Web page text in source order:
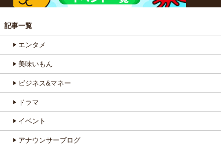
記事一覧
エンタメ
美味いもん
ビジネス&マネー
ドラマ
イベント
アナウンサーブログ